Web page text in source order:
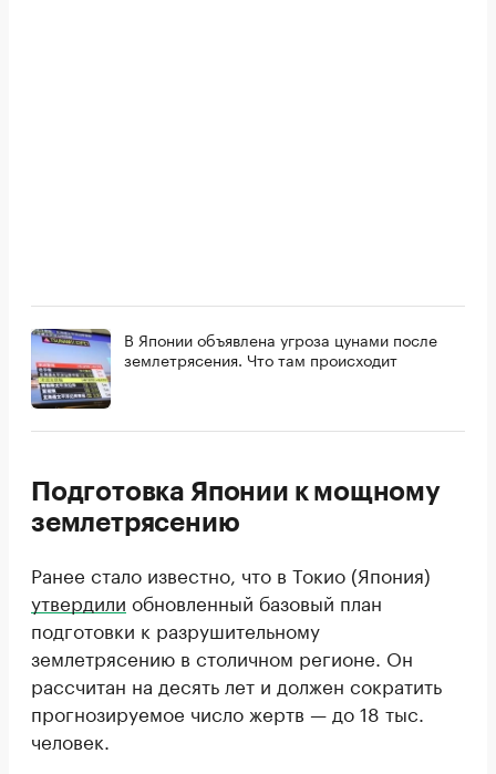
В Японии объявлена угроза цунами после
землетрясения. Что там происходит
Подготовка Японии к мощному
землетрясению
Ранее стало известно, что в Токио (Япония)
утвердили обновленный базовый план
подготовки к разрушительному
землетрясению в столичном регионе. Он
рассчитан на десять лет и должен сократить
прогнозируемое число жертв — до 18 тыс.
человек.